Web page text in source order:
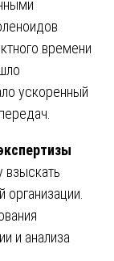
времени
ускоренный
взыскать
и анализа